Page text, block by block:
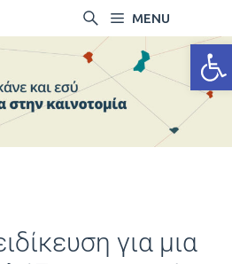
MENU
για μια